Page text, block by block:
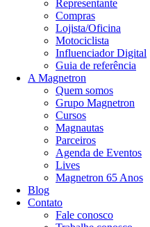
Representante
Compras
Lojista/Oficina
Motociclista
Influenciador Digital
Guia de referência
A Magnetron
Quem somos
Grupo Magnetron
Cursos
Magnautas
Parceiros
Agenda de Eventos
Lives
Magnetron 65 Anos
Blog
Contato
Fale conosco